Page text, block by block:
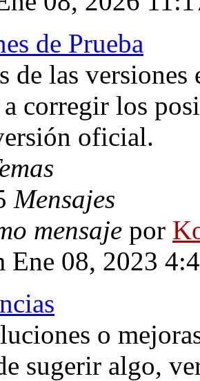
de Prueba
de las
corregir los
oficial.
Mensajes
mensaje por
Ene 08, 2023
o
sugerir algo,